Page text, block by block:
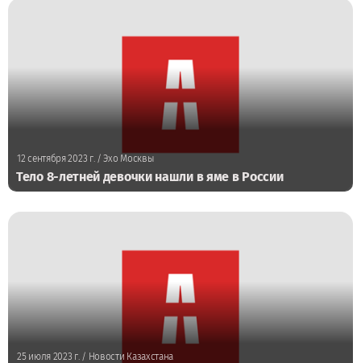
12 сентября 2023 г./ Эхо Москвы
Тело 8-летней девочки нашли в яме в России
25 июля 2023 г. / Новости Казахстана